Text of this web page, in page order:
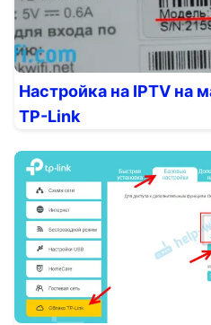
Настройка на IPTV на
TP-Link